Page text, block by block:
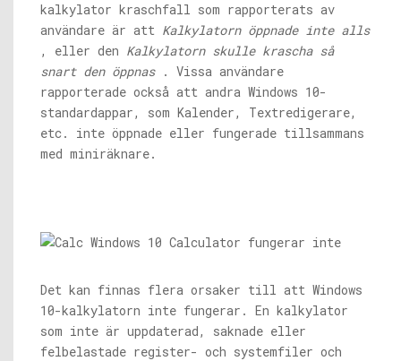
kalkylator kraschfall som rapporterats av
användare är att Kalkylatorn öppnade inte alls
, eller den Kalkylatorn skulle krascha så
snart den öppnas. Vissa användare
rapporterade också att andra Windows 10-
standardappar, som Kalender, Textredigerare,
etc. inte öppnade eller fungerade tillsammans
med miniräknare.
Det kan finnas flera orsaker till att Windows
10-kalkylatorn inte fungerar. En kalkylator
som inte är uppdaterad, saknade eller
felbelastade register- och systemfiler och